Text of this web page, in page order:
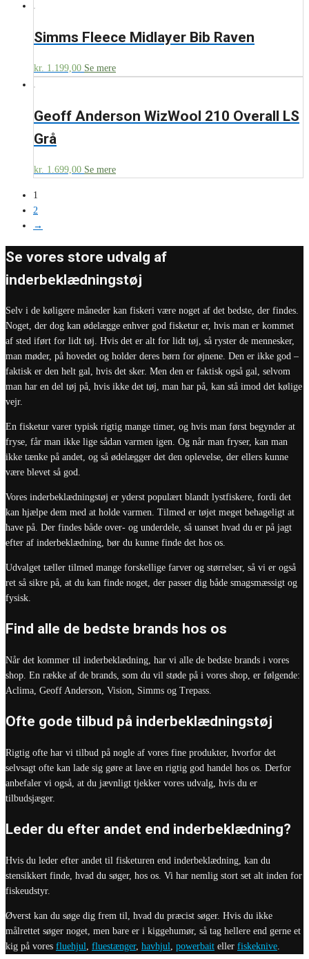
Simms Fleece Midlayer Bib Raven
kr. 1.199,00 Se mere
Geoff Anderson WizWool 210 Overall LS
Grå
kr. 1.699,00 Se mere
1
2
→
Se vores store udvalg af
inderbeklædningstøj
Selv i de køligere måneder kan fiskeri være noget af det bedste, der findes.
Noget, der dog kan ødelægge enhver god fisketur er, hvis man er kommet
af sted iført for lidt tøj. Hvis det er alt for lidt tøj, så ryster de mennesker,
man møder, på hovedet og holder deres børn for øjnene. Den er ikke god –
faktisk er den helt gal, hvis det sker. Men den er faktisk også gal, selvom
man har en del tøj på, hvis ikke det tøj, man har på, kan stå imod det kølige
vejr.
En fisketur varer typisk rigtig mange timer, og hvis man først begynder at
fryse, får man ikke lige sådan varmen igen. Og når man fryser, kan man
ikke tænke på andet, og så ødelægger det den oplevelse, der ellers kunne
være blevet så god.
Vores inderbeklædningstøj er yderst populært blandt lystfiskere, fordi det
kan hjælpe dem med at holde varmen. Tilmed er tøjet meget behageligt at
have på. Der findes både over- og underdele, så uanset hvad du er på jagt
efter af inderbeklædning, bør du kunne finde det hos os.
Udvalget tæller tilmed mange forskellige farver og størrelser, så vi er også
ret så sikre på, at du kan finde noget, der passer dig både smagsmæssigt og
fysisk.
Find alle de bedste brands hos os
Når det kommer til inderbeklædning, har vi alle de bedste brands i vores
shop. En række af de brands, som du vil støde på i vores shop, er følgende:
Aclima, Geoff Anderson, Vision, Simms og Trepass.
Ofte gode tilbud på inderbeklædningstøj
Rigtig ofte har vi tilbud på nogle af vores fine produkter, hvorfor det
selvsagt ofte kan lade sig gøre at lave en rigtig god handel hos os. Derfor
anbefaler vi også, at du jævnligt tjekker vores udvalg, hvis du er
tilbudsjæger.
Leder du efter andet end inderbeklædning?
Hvis du leder efter andet til fisketuren end inderbeklædning, kan du
stensikkert finde, hvad du søger, hos os. Vi har nemlig stort set alt inden for
fiskeudstyr.
Øverst kan du søge dig frem til, hvad du præcist søger. Hvis du ikke
målrettet søger noget, men bare er i kiggehumør, så tag hellere end gerne et
kig på vores fluehjul fluestænger, havhjul powerbait eller fiskeknive